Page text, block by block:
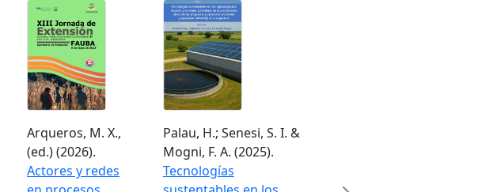
Arqueros, M. X.,
(ed.) (2026).
Actores y redes
Palau, H.; Senesi, S. I. &
Mogni, F. A. (2025).
Tecnologías